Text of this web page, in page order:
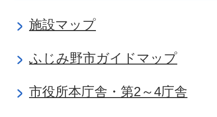
施設マップ
ふじみ野市ガイドマップ
市役所本庁舎・第2～4庁舎